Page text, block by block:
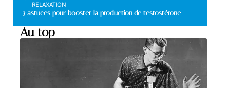
RELAXATION
3 astuces pour booster la production de testostérone
Au top